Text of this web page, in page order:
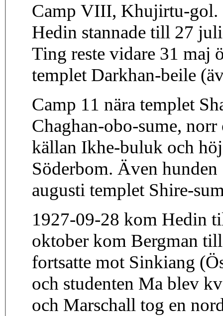
Camp VIII, Khujirtu-gol.
Hedin stannade till 27
Ting reste vidare 31 maj
templet Darkhan-beile
Camp 11 nära templet
Chaghan-obo-sume,
källan Ikhe-buluk och
Söderbom. Även
augusti templet Shire-
1927-09-28 kom Hedin
oktober kom Bergman
fortsatte mot Sinkiang
och studenten Ma blev
och Marschall tog en